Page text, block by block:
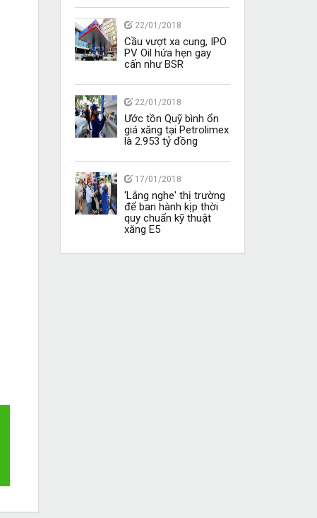
22/01/2018
Cầu vượt xa cung, IPO
PV Oil hứa hẹn gay
cấn như BSR
22/01/2018
Ước tồn Quỹ bình ổn
giá xăng tại Petrolimex
là 2.953 tỷ đồng
17/01/2018
'Lắng nghe' thị trường
để ban hành kịp thời
quy chuẩn kỹ thuật
xăng E5